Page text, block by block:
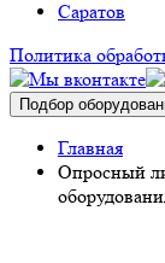
Саратов
Политика
Подбор
Главная
Опросный